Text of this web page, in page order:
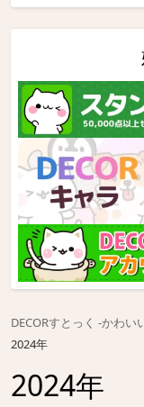
DECORすとっく -かわ
2024年
2024年